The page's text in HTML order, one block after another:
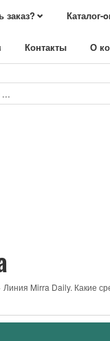
заказ? Каталог-
Контакты О
Линия Mirra Daily. Какие